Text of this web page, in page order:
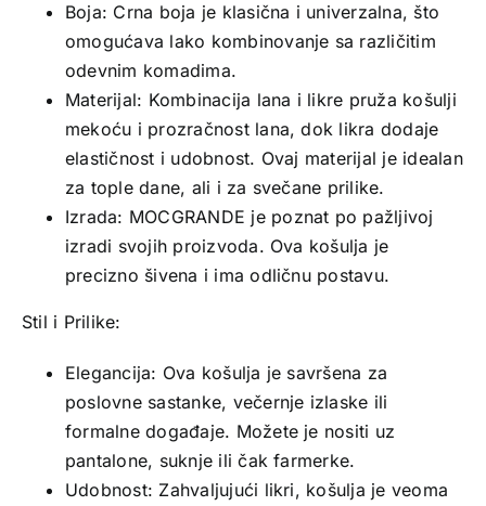
Boja: Crna boja je klasična i univerzalna, što
omogućava lako kombinovanje sa različitim
odevnim komadima.
Materijal: Kombinacija lana i likre pruža košulji
mekoću i prozračnost lana, dok likra dodaje
elastičnost i udobnost. Ovaj materijal je idealan
za tople dane, ali i za svečane prilike.
Izrada: MOCGRANDE je poznat po pažljivoj
izradi svojih proizvoda. Ova košulja je
precizno šivena i ima odličnu postavu.
Stil i Prilike:
Elegancija: Ova košulja je savršena za
poslovne sastanke, večernje izlaske ili
formalne događaje. Možete je nositi uz
pantalone, suknje ili čak farmerke.
Udobnost: Zahvaljujući likri, košulja je veoma